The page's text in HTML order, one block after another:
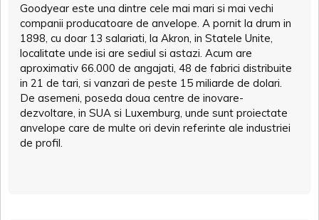
Goodyear este una dintre cele mai mari si mai vechi
companii producatoare de anvelope. A pornit la drum in
1898, cu doar 13 salariati, la Akron, in Statele Unite,
localitate unde isi are sediul si astazi. Acum are
aproximativ 66.000 de angajati, 48 de fabrici distribuite
in 21 de tari, si vanzari de peste 15 miliarde de dolari.
De asemeni, poseda doua centre de inovare-
dezvoltare, in SUA si Luxemburg, unde sunt proiectate
anvelope care de multe ori devin referinte ale industriei
de profil.